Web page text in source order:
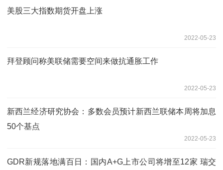
美股三大指数期货开盘上涨
2022-05-23
拜登顾问称美联储需要空间来做抗通胀工作
2022-05-23
新西兰经济研究协会：多数会员预计新西兰联储本周将加息
50个基点
2022-05-23
GDR新规落地满百日：国内A+G上市公司将增至12家 瑞交